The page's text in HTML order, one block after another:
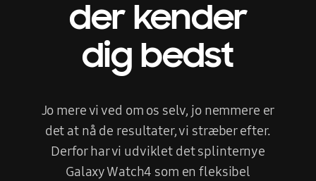
der kender
dig bedst
Jo mere vi ved om os selv, jo nemmere er
det at nå de resultater, vi stræber efter.
Derfor har vi udviklet det splinternye
Galaxy Watch4 som en fleksibel